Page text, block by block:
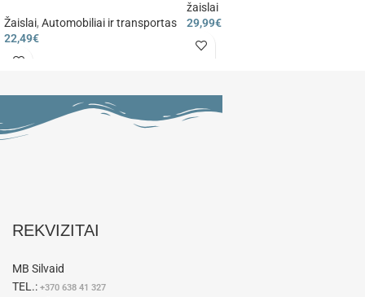
Žaislai, Automobiliai ir transportas
22,49€
žaislai
29,99€
REKVIZITAI
MB Silvaid
TEL.: +370 638 41 327